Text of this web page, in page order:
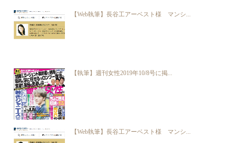
【Web執筆】長谷工アーベスト様 マンシ...
【執筆】週刊女性2019年10/8号に掲...
【Web執筆】長谷工アーベスト様 マンシ...